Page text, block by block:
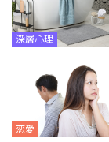
深層心理
恋愛